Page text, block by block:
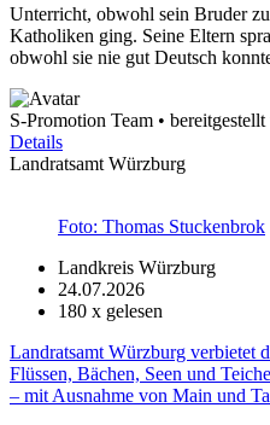
Unterricht, obwohl sein Bruder
Katholiken ging. Seine Eltern
obwohl sie nie gut Deutsch
S-Promotion Team •
Details
Landratsamt Würzburg
Foto: Thomas Stuckenbrok
Landkreis Würzburg
24.07.2026
180 x gelesen
Landratsamt Würzburg verbietet
Flüssen, Bächen, Seen und
– mit Ausnahme von Main und